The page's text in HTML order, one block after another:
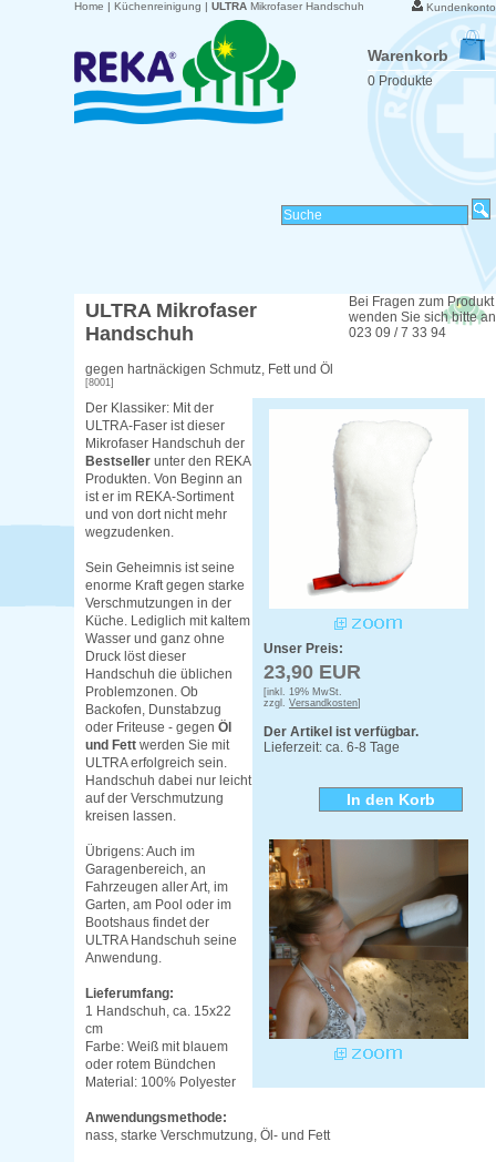
Kundenkonto
Warenkorb
0 Produkte
Home |Küchenreinigung |ULTRA Mikrofaser Handschuh
Bei Fragen zum Produkt
wenden Sie sich bitte an
023 09 / 7 33 94
ULTRAMikrofaser
Handschuh
gegen hartnäckigen Schmutz, Fett und Öl
[8001]
Unser Preis:
23,90 EUR
[inkl. 19% MwSt.
zzgl. Versandkosten]
Der Artikel ist verfügbar.
Lieferzeit: ca. 6-8 Tage
Der Klassiker: Mit der
ULTRA-Faser ist dieser
Mikrofaser Handschuh der
Bestseller unter den REKA
Produkten. Von Beginn an
ist er im REKA-Sortiment
und von dort nicht mehr
wegzudenken.
Sein Geheimnis ist seine
enorme Kraft gegen starke
Verschmutzungen in der
Küche. Lediglich mit kaltem
Wasser und ganz ohne
Druck löst dieser
Handschuh die üblichen
Problemzonen. Ob
Backofen, Dunstabzug
oder Friteuse - gegenÖl
und Fett werden Sie mit
ULTRA erfolgreich sein.
Handschuh dabei nur leicht
auf der Verschmutzung
kreisen lassen.
Übrigens: Auch im
Garagenbereich, an
Fahrzeugen aller Art, im
Garten, am Pool oder im
Bootshaus findet der
ULTRA Handschuh seine
Anwendung.
Lieferumfang:
1 Handschuh, ca. 15x22
cm
Farbe: Weiß mit blauem
oder rotem Bündchen
Material: 100% Polyester
Anwendungsmethode:
nass, starke Verschmutzung, Öl- und Fett